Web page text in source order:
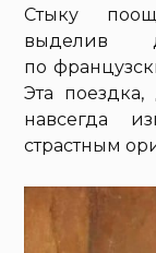
Стыку
выделив
по
Эта
навсегда
страстным